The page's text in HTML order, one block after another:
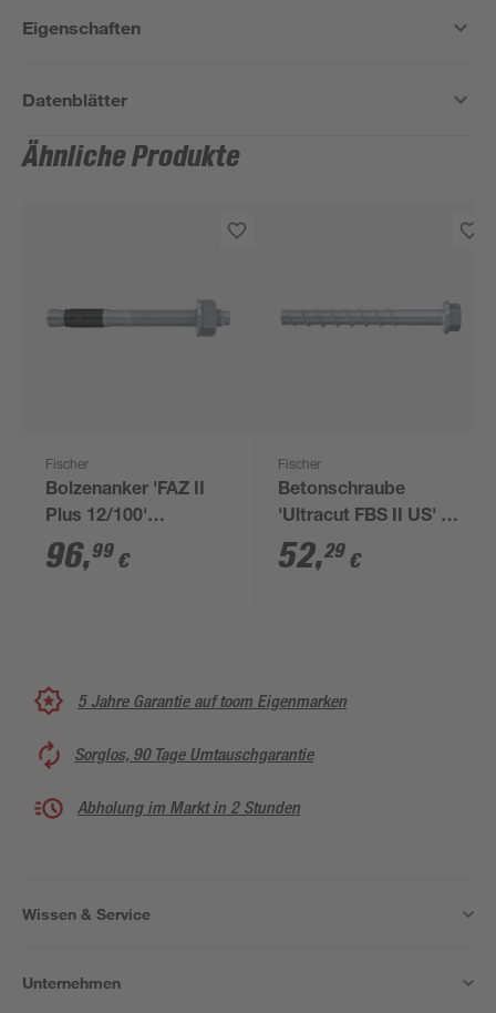
Eigenschaften
Datenblätter
Ähnliche Produkte
Fischer
Bolzenanker 'FAZ II
Plus 12/100'
galvanisch verzinkt,
20 Stück
96,99 €
Fischer
Betonschraube
'Ultracut FBS II US' Ø
12 x 110 mm 50/35/10
mit Unterlegscheibe,
52,29 €
5 Jahre Garantie auf toom Eigenmarken
Sorglos, 90 Tage Umtauschgarantie
Abholung im Markt in 2 Stunden
Wissen & Service
Unternehmen